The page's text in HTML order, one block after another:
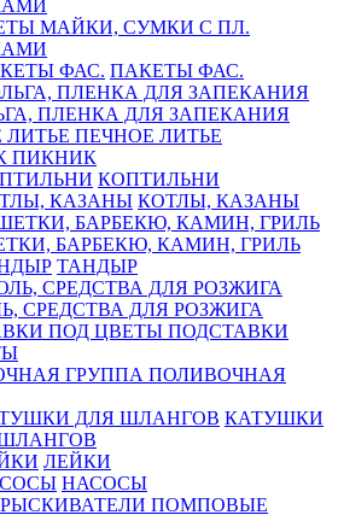
МАЙКИ, СУМКИ С ПЛ.
ПАКЕТЫ ФАС.
ПЛЕНКА ДЛЯ ЗАПЕКАНИЯ
ПЕЧНОЕ ЛИТЬЕ
ПИКНИК
КОПТИЛЬНИ
КОТЛЫ, КАЗАНЫ
БАРБЕКЮ, КАМИН, ГРИЛЬ
ТАНДЫР
СРЕДСТВА ДЛЯ РОЗЖИГА
ПОДСТАВКИ
ПОЛИВОЧНАЯ
КАТУШКИ
ЛЕЙКИ
НАСОСЫ